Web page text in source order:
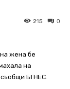
0
215
жена бе
на
БГНЕС.